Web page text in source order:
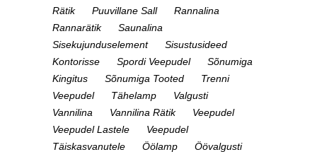
Rätik
Puuvillane Sall
Rannalina
Rannarätik
Saunalina
Sisekujunduselement
Sisustusideed
Kontorisse
Spordi Veepudel
Sõnumiga
Kingitus
Sõnumiga Tooted
Trenni
Veepudel
Tähelamp
Valgusti
Vannilina
Vannilina Rätik
Veepudel
Veepudel Lastele
Veepudel
Täiskasvanutele
Öölamp Öövalgusti